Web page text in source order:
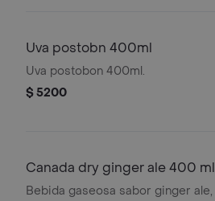
Uva postobn 400ml
Uva postobon 400ml.
$ 5200
Canada dry ginger ale 400 ml
Bebida gaseosa sabor ginger ale,